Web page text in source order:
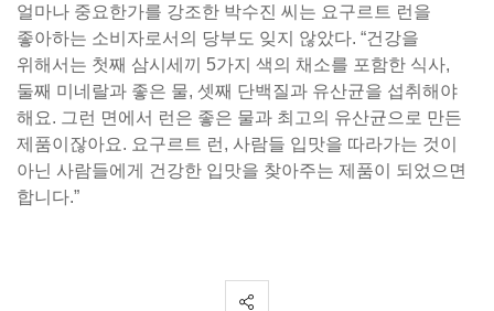
얼마나 중요한가를 강조한 박수진 씨는 요구르트 런을
좋아하는 소비자로서의 당부도 잊지 않았다. “건강을
위해서는 첫째 삼시세끼 5가지 색의 채소를 포함한 식사,
둘째 미네랄과 좋은 물, 셋째 단백질과 유산균을 섭취해야
해요. 그런 면에서 런은 좋은 물과 최고의 유산균으로 만든
제품이잖아요. 요구르트 런, 사람들 입맛을 따라가는 것이
아닌 사람들에게 건강한 입맛을 찾아주는 제품이 되었으면
합니다.”